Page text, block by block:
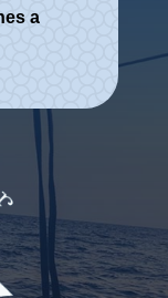
a